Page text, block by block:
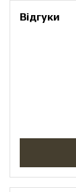
Відгуки